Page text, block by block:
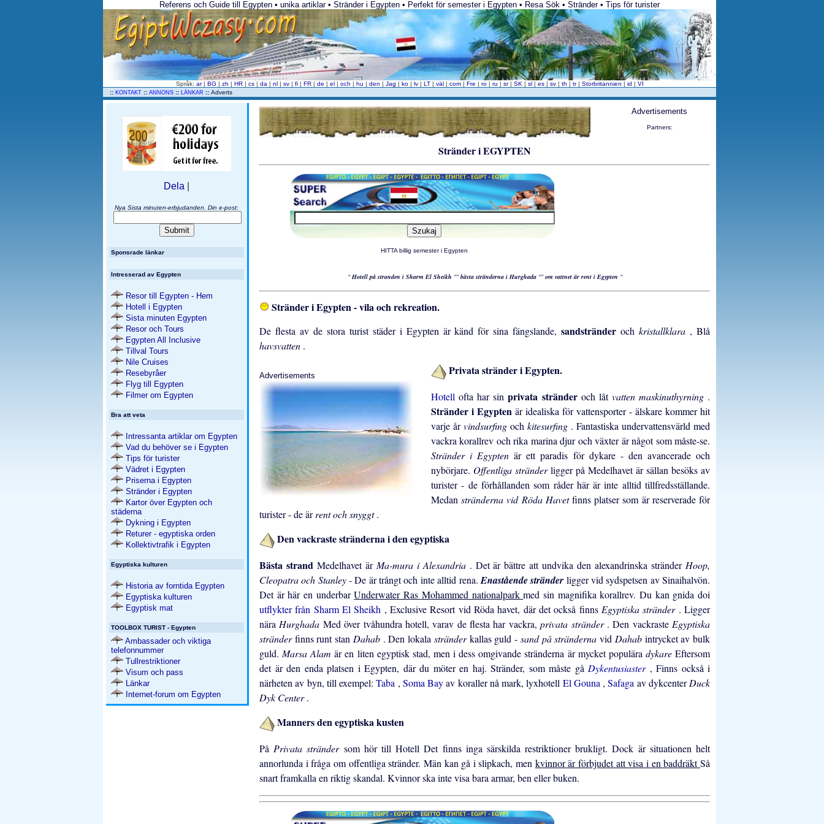
Referens och Guide till Egypten • unika artiklar • Stränder i Egypten • Perfekt för semester i Egypten • Resa Sök • Stränder • Tips för turister
Språk: ar | BG | zh | HR | cs | da | nl | sv | fi | FR | de | el | och | hu | den | Jag | ko | lv | LT | väl | com | Fre | ro | ru | sr | SK | sl | es | sv | th | tr | Storbritannien | id | VI
:: KONTAKT :: ANNONS :: LÄNKAR :: Adverts
Dela
Nya Sista minuten-erbjudanden. Din e-post:
Sponsrade länkar
Intresserad av Egypten
Resor till Egypten - Hem
Hotell i Egypten
Sista minuten Egypten
Resor och Tours
Egypten All Inclusive
Tillval Tours
Nile Cruises
Resebyråer
Flyg till Egypten
Filmer om Egypten
Bra att veta
Intressanta artiklar om Egypten
Vad du behöver se i Egypten
Tips för turister
Vädret i Egypten
Priserna i Egypten
Stränder i Egypten
Kartor över Egypten och
städerna
Dykning i Egypten
Returer - egyptiska orden
Kollektivtrafik i Egypten
Egyptiska kulturen
Historia av forntida Egypten
Egyptiska kulturen
Egyptisk mat
TOOLBOX TURIST - Egypten
Ambassader och viktiga
telefonnummer
Tullrestriktioner
Visum och pass
Länkar
Internet-forum om Egypten
Advertisements
Partners:
Stränder i EGYPTEN
HITTA billig semester i Egypten
"Hotell på stranden i Sharm El Sheikh ""bästa stränderna i Hurghada ""om vattnet är rent i Egypten "
Stränder i Egypten - vila och rekreation.
De flesta av de stora turist städer i Egypten är känd för sina fängslande,sandstränderochkristallklara , Blå
havsvatten .
Advertisements Privata stränder i Egypten.
Hotellofta har sinprivata stränder och låt vatten maskinuthyrning .
Stränder i Egypten är idealiska för vattensporter - älskare kommer hit
varje årvindsurfing och kitesurfing . Fantastiska undervattensvärld med
vackra korallrev och rika marina djur och växter är något som måste-se.
Stränder i Egyptenär ett paradis för dykare - den avancerade och
nybörjare. Offentliga stränderligger på Medelhavet är sällan besöks av
turister - de förhållanden som råder här är inte alltid tillfredsställande.
Medanstränderna vid Röda Havetfinns platser som är reserverade för
turister - de ärrent och snyggt.
Den vackraste stränderna i den egyptiska
Bästa strand Medelhavet är Ma-mura i Alexandria . Det är bättre att undvika den alexandrinska stränder Hoop,
Cleopatra och Stanley- De är trångt och inte alltid rena. Enastående stränder ligger vid sydspetsen av Sinaihalvön.
Det är här en underbarUnderwater Ras Mohammed nationalparkmed sin magnifika korallrev. Du kan gnida doi
utflykter från Sharm El Sheikh , Exclusive Resort vid Röda havet, där det också finns Egyptiska stränder . Ligger
nära Hurghada Med över tvåhundra hotell, varav de flesta har vackra,privata stränder . Den vackraste Egyptiska
stränderfinns runt stan Dahab . Den lokala stränderkallas guld - sand på strändernavid Dahab intrycket av bulk
guld. Marsa Alamär en liten egyptisk stad, men i dess omgivande stränderna är mycket populära dykareEftersom
det är den enda platsen i Egypten, där du möter en haj. Stränder, som måste gå Dykentusiaster , Finns också i
närheten av byn, till exempel:Taba , Soma Bayav koraller nå mark, lyxhotell El Gouna ,Safaga av dykcenterDuck
Dyk Center.
Manners den egyptiska kusten
På Privata stränder som hör till Hotell Det finns inga särskilda restriktioner brukligt. Dock är situationen helt
annorlunda i fråga om offentliga stränder. Män kan gå i slipkach, men kvinnor är förbjudet att visa i en baddräktSå
snart framkalla en riktig skandal. Kvinnor ska inte visa bara armar, ben eller buken.